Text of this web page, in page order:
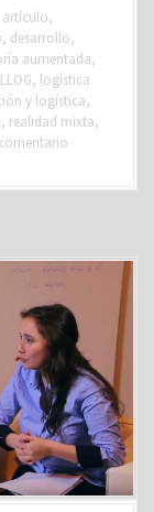
artículo,
, desarrollo,
aumentada,
LLOG, logística
y logística,
, realidad mixta,